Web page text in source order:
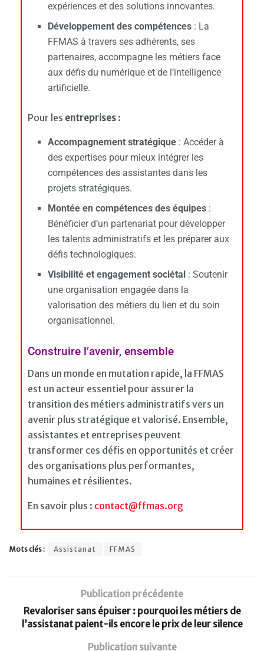
expériences et des solutions innovantes.
Développement des compétences : La
FFMAS à travers ses adhérents, ses
partenaires, accompagne les métiers face
aux défis du numérique et de l’intelligence
artificielle.
Pour les entreprises :
Accompagnement stratégique : Accéder à
des expertises pour mieux intégrer les
compétences des assistantes dans les
projets stratégiques.
Montée en compétences des équipes :
Bénéficier d’un partenariat pour développer
les talents administratifs et les préparer aux
défis technologiques.
Visibilité et engagement sociétal : Soutenir
une organisation engagée dans la
valorisation des métiers du lien et du soin
organisationnel.
Construire l’avenir, ensemble
Dans un monde en mutation rapide, la FFMAS
est un acteur essentiel pour assurer la
transition des métiers administratifs vers un
avenir plus stratégique et valorisé. Ensemble,
assistantes et entreprises peuvent
transformer ces défis en opportunités et créer
des organisations plus performantes,
humaines et résilientes.
En savoir plus : contact@ffmas.org
Mots clés : Assistanat FFMAS
Publication précédente
Revaloriser sans épuiser : pourquoi les métiers de
l’assistanat paient-ils encore le prix de leur silence
Publication suivante